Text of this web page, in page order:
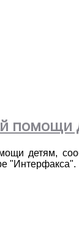
помощи
детям,
"Интерфакса".